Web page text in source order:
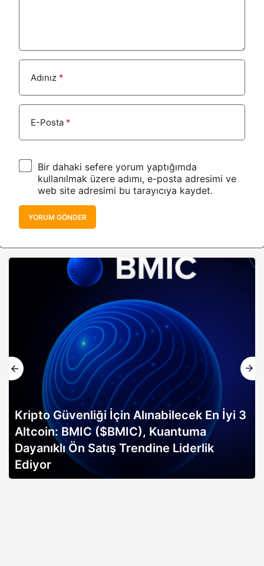
Adınız *
E-Posta *
Bir dahaki sefere yorum yaptığımda
kullanılmak üzere adımı, e-posta adresimi ve
web site adresimi bu tarayıcıya kaydet.
YORUM GÖNDER
Kripto Güvenliği İçin Alınabilecek En İyi 3
Altcoin: BMIC ($BMIC), Kuantuma
Dayanıklı Ön Satış Trendine Liderlik
Ediyor